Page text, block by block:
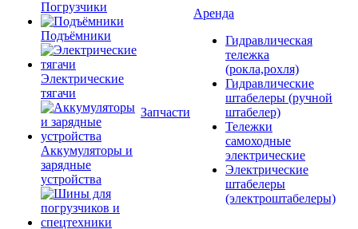
Погрузчики
Подъёмники
Электрические
тягачи
Аккумуляторы и
зарядные
устройства
Запчасти
Аренда
Гидравлическая
тележка
(рокла,рохля)
Гидравлические
штабелеры (ручной
штабелер)
Тележки
самоходные
электрические
Электрические
штабелеры
(электроштабелеры)